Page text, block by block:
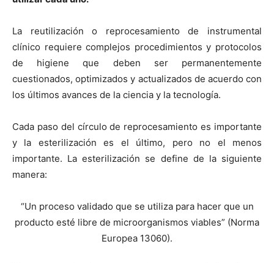
La reutilización o reprocesamiento de instrumental
clínico requiere complejos procedimientos y protocolos
de higiene que deben ser permanentemente
cuestionados, optimizados y actualizados de acuerdo con
los últimos avances de la ciencia y la tecnología.
Cada paso del círculo de reprocesamiento es importante
y la esterilización es el último, pero no el menos
importante. La esterilización se define de la siguiente
manera:
“Un proceso validado que se utiliza para hacer que un
producto esté libre de microorganismos viables” (Norma
Europea 13060).